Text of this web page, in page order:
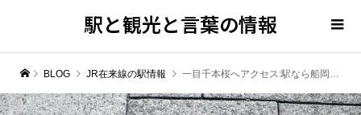
駅と観光と言葉の情報
BLOG JR在来線の駅情報 一目千本桜へアクセス:駅なら船岡駅がおすすめ:見頃は桜まつり期間